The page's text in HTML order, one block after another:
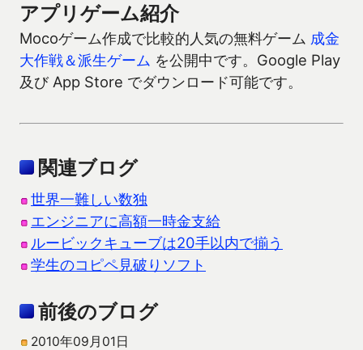
アプリゲーム紹介
Mocoゲーム作成で比較的人気の無料ゲーム 成金
大作戦＆派生ゲーム を公開中です。Google Play
及び App Store でダウンロード可能です。
関連ブログ
世界一難しい数独
エンジニアに高額一時金支給
ルービックキューブは20手以内で揃う
学生のコピペ見破りソフト
前後のブログ
2010年09月01日